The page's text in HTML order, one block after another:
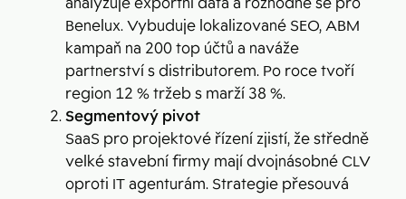
Benelux. Vybuduje lokalizované SEO, ABM
kampaň na 200 top účtů a naváže
partnerství s distributorem. Po roce tvoří
region 12 % tržeb s marží 38 %.
Segmentový pivot
SaaS pro projektové řízení zjistí, že středně
velké stavební firmy mají dvojnásobné CLV
oproti IT agenturám. Strategie přesouvá